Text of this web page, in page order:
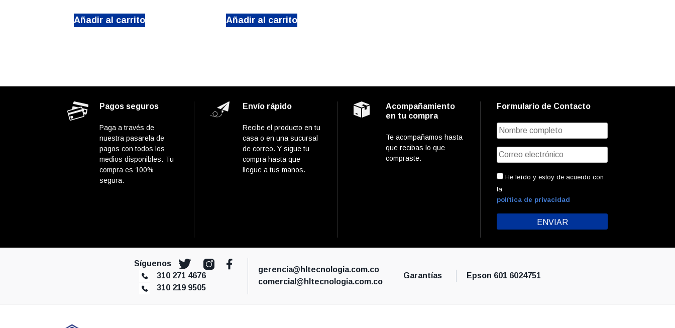
Añadir al carrito Añadir al carrito
Pagos seguros
Paga a través de
nuestra pasarela de
pagos con todos los
medios disponibles. Tu
compra es 100%
segura.
Envío rápido
Recibe el producto en tu
casa o en una sucursal
de correo. Y sigue tu
compra hasta que
llegue a tus manos.
Acompañamiento
en tu compra
Te acompañamos hasta
que recibas lo que
compraste.
Formulario de Contacto
He leído y estoy de acuerdo con
la
política de privacidad
Síguenos
310 271 4676
310 219 9505
gerencia@hltecnologia.com.co
comercial@hltecnologia.com.co
Garantías Epson 601 6024751